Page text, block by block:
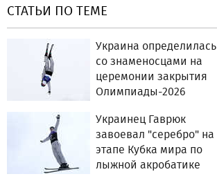
СТАТЬИ ПО ТЕМЕ
Украина определилась
со знаменосцами на
церемонии закрытия
Олимпиады-2026
Украинец Гаврюк
завоевал "серебро" на
этапе Кубка мира по
лыжной акробатике